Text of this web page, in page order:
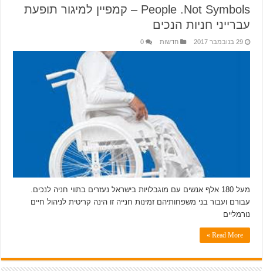
People .Not Symbols – קמפיין למיגור תופעת
עברייני חניות הנכים
29 בנובמבר 2017 חדשות 0
מעל 180 אלף אנשים עם מוגבלויות בישראל נעזרים בתווי חניה לנכים.
עבורם ועבור בני משפחותיהם זמינות חנייה זו הינה קריטית לניהול חיים
נורמליים
Read More »